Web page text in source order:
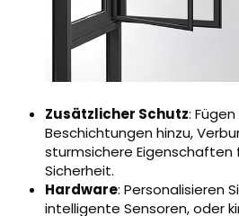
Zusätzlicher Schutz:
Beschichtungen hinzu,
sturmsichere Eigenschaften
Sicherheit.
Hardware: Personalisieren
intelligente Sensoren, oder